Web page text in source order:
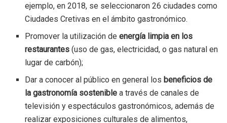
ejemplo, en 2018, se seleccionaron 26 ciudades como
Ciudades Cretivas en el ámbito gastronómico.
Promover la utilización deenergía limpia en los
restaurantes (uso de gas, electricidad, o gas natural en
lugar de carbón);
Dar a conocer al público en general los beneficios de
la gastronomía sostenible a través de canales de
televisión y espectáculos gastronómicos, además de
realizar exposiciones culturales de alimentos,